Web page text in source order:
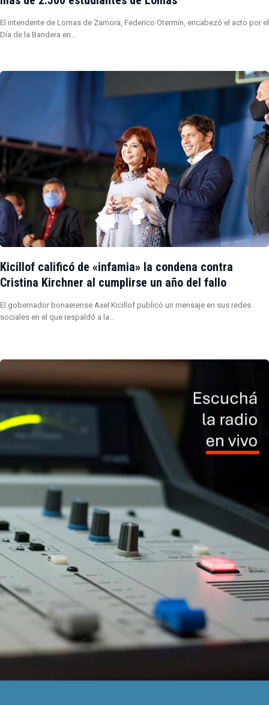
El intendente de Lomas de Zamora, Federico Otermín, encabezó el acto por el
Día de la Bandera en…
Kicillof calificó de «infamia» la condena contra
Cristina Kirchner al cumplirse un año del fallo
El gobernador bonaerense Axel Kicillof publicó un mensaje en sus redes
sociales en el que respaldó a la…